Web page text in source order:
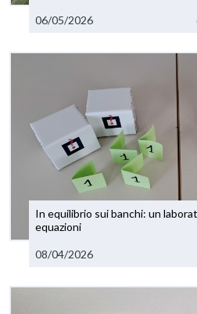
06/05/2026
In equilibrio sui banchi: un
equazioni
08/04/2026